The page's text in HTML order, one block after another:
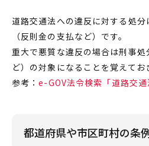
道路交通法への違反に対する処
（反則金の支払など）です。
重大で悪質な違反の場合は刑事
ど）の対象になることを覚えてお
参考：e-GOV法令検索「道路交通
都道府県や市区町村の条